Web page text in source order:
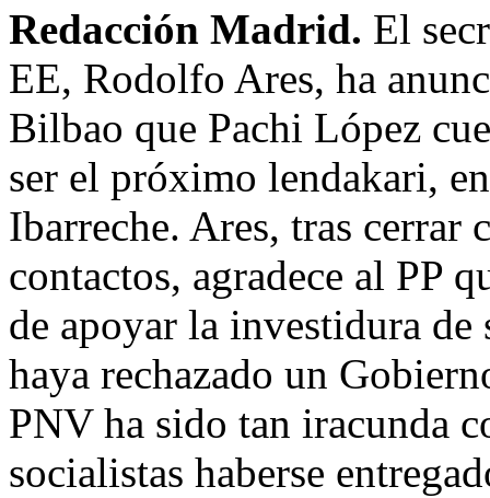
Redacción Madrid. El
EE, Rodolfo Ares, ha
Bilbao que Pachi López
ser el próximo lendakari,
Ibarreche. Ares, tras cerrar
contactos, agradece al PP
de apoyar la investidura de
haya rechazado un
PNV ha sido tan iracunda
socialistas haberse